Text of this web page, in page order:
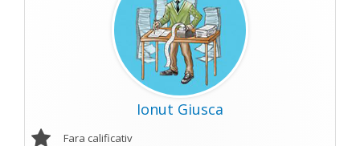
Ionut Giusca
Fara calificativ